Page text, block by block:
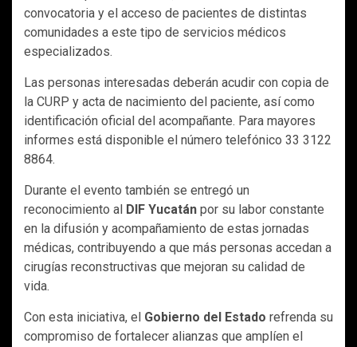
convocatoria y el acceso de pacientes de distintas
comunidades a este tipo de servicios médicos
especializados.
Las personas interesadas deberán acudir con copia de
la CURP y acta de nacimiento del paciente, así como
identificación oficial del acompañante. Para mayores
informes está disponible el número telefónico 33 3122
8864.
Durante el evento también se entregó un
reconocimiento al DIF Yucatán por su labor constante
en la difusión y acompañamiento de estas jornadas
médicas, contribuyendo a que más personas accedan a
cirugías reconstructivas que mejoran su calidad de
vida.
Con esta iniciativa, el Gobierno del Estado refrenda su
compromiso de fortalecer alianzas que amplíen el